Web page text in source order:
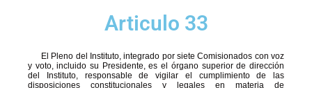
Articulo 33
El Pleno del Instituto, integrado por siete Comisionados con voz
y voto, incluido su Presidente, es el órgano superior de dirección
del Instituto, responsable de vigilar el cumplimiento de las
disposiciones constitucionales y legales en materia de